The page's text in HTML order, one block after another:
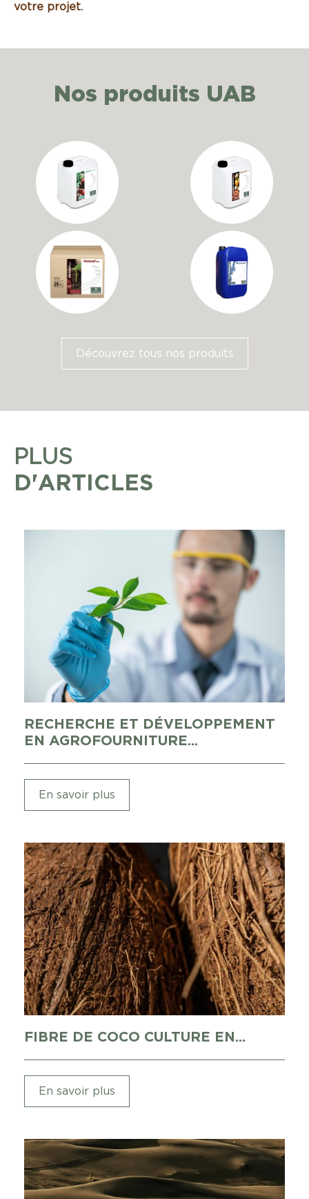
votre projet.
Nos produits UAB
Découvrez tous nos produits
PLUS
D'ARTICLES
RECHERCHE ET DÉVELOPPEMENT
EN AGROFOURNITURE...
En savoir plus
FIBRE DE COCO CULTURE EN...
En savoir plus